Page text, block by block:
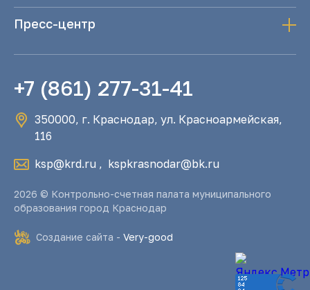
Пресс-центр
+7 (861) 277-31-41
350000, г. Краснодар, ул. Красноармейская,
116
ksp@krd.ru , kspkrasnodar@bk.ru
2026 © Контрольно-счетная палата муниципального
образования город Краснодар
Создание сайта - Very-good